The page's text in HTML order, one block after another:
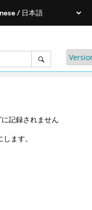
記録されません
ます。